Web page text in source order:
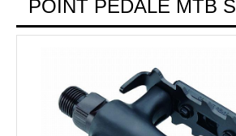
POINT PEDALE MTB